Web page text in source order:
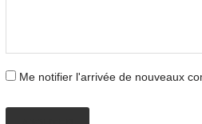
Me notifier l'arrivée de nouveaux